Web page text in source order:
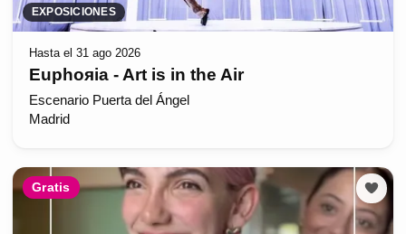
EXPOSICIONES
Hasta el 31 ago 2026
Euphoяia - Art is in the Air
Escenario Puerta del Ángel
Madrid
Gratis